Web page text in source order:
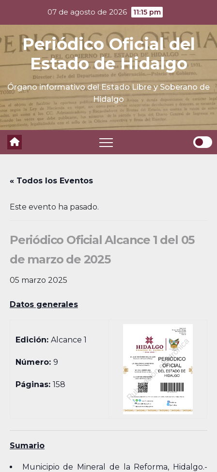
content
07 de agosto de 2026 11:15 pm
Periódico Oficial del
Estado de Hidalgo
Órgano informativo del Estado Libre y Soberano de
Hidalgo
« Todos los Eventos
Este evento ha pasado.
Periódico Oficial Alcance 1 del 05
de marzo de 2025
05 marzo 2025
Datos generales
Edición:Alcance 1
Número:9
Páginas:158
Sumario
Municipio de Mineral de la Reforma, Hidalgo.-